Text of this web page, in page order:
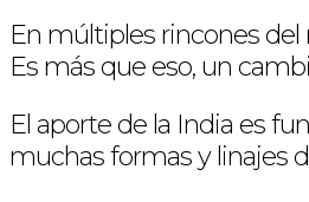
En múltiples rincones del
Es más que eso, un
El aporte de la India es
muchas formas y linajes